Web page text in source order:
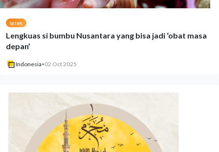
Iptek
Lengkuas si bumbu Nusantara yang bisa jadi ‘obat masa
depan’
Indonesia•02 Oct 2025